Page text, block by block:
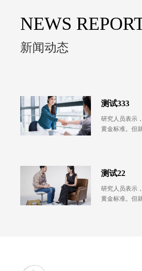
NEWS
新闻动态
测试333
研究人员表示
黄金标准。但
测试22
研究人员表示
黄金标准。但